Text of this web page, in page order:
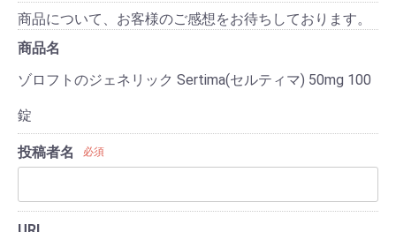
商品について、お客様のご感想をお待ちしております。
商品名
ゾロフトのジェネリック Sertima(セルティマ) 50mg 100
錠
投稿者名 必須